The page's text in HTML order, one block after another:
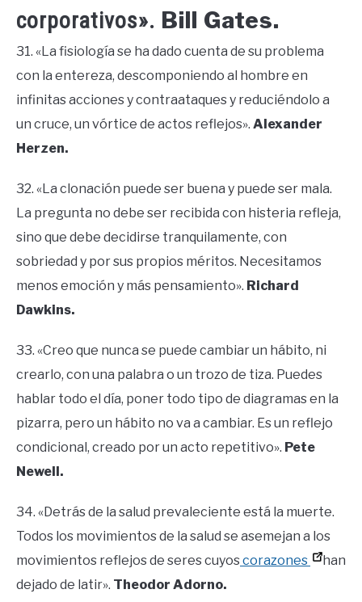
corporativos». Bill Gates.
31. «La fisiología se ha dado cuenta de su problema
con la entereza, descomponiendo al hombre en
infinitas acciones y contraataques y reduciéndolo a
un cruce, un vórtice de actos reflejos». Alexander
Herzen.
32. «La clonación puede ser buena y puede ser mala.
La pregunta no debe ser recibida con histeria refleja,
sino que debe decidirse tranquilamente, con
sobriedad y por sus propios méritos. Necesitamos
menos emoción y más pensamiento». Richard
Dawkins.
33. «Creo que nunca se puede cambiar un hábito, ni
crearlo, con una palabra o un trozo de tiza. Puedes
hablar todo el día, poner todo tipo de diagramas en la
pizarra, pero un hábito no va a cambiar. Es un reflejo
condicional, creado por un acto repetitivo». Pete
Newell.
34. «Detrás de la salud prevaleciente está la muerte.
Todos los movimientos de la salud se asemejan a los
movimientos reflejos de seres cuyoscorazones
han
dejado de latir». Theodor Adorno.